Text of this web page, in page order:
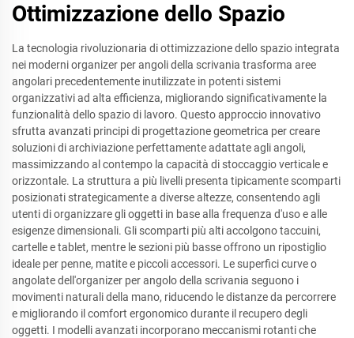
Ottimizzazione dello Spazio
La tecnologia rivoluzionaria di ottimizzazione dello spazio integrata
nei moderni organizer per angoli della scrivania trasforma aree
angolari precedentemente inutilizzate in potenti sistemi
organizzativi ad alta efficienza, migliorando significativamente la
funzionalità dello spazio di lavoro. Questo approccio innovativo
sfrutta avanzati principi di progettazione geometrica per creare
soluzioni di archiviazione perfettamente adattate agli angoli,
massimizzando al contempo la capacità di stoccaggio verticale e
orizzontale. La struttura a più livelli presenta tipicamente scomparti
posizionati strategicamente a diverse altezze, consentendo agli
utenti di organizzare gli oggetti in base alla frequenza d'uso e alle
esigenze dimensionali. Gli scomparti più alti accolgono taccuini,
cartelle e tablet, mentre le sezioni più basse offrono un ripostiglio
ideale per penne, matite e piccoli accessori. Le superfici curve o
angolate dell'organizer per angolo della scrivania seguono i
movimenti naturali della mano, riducendo le distanze da percorrere
e migliorando il comfort ergonomico durante il recupero degli
oggetti. I modelli avanzati incorporano meccanismi rotanti che